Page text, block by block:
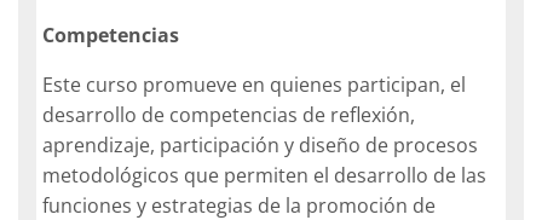
Competencias
Este curso promueve en quienes participan, el
desarrollo de competencias de reflexión,
aprendizaje, participación y diseño de procesos
metodológicos que permiten el desarrollo de las
funciones y estrategias de la promoción de